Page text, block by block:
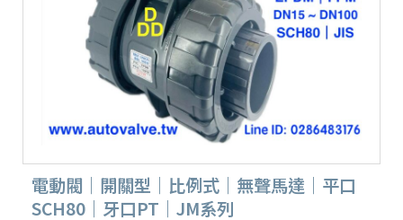
電動閥｜開關型｜比例式｜無聲馬達｜平口
SCH80｜牙口PT｜JM系列